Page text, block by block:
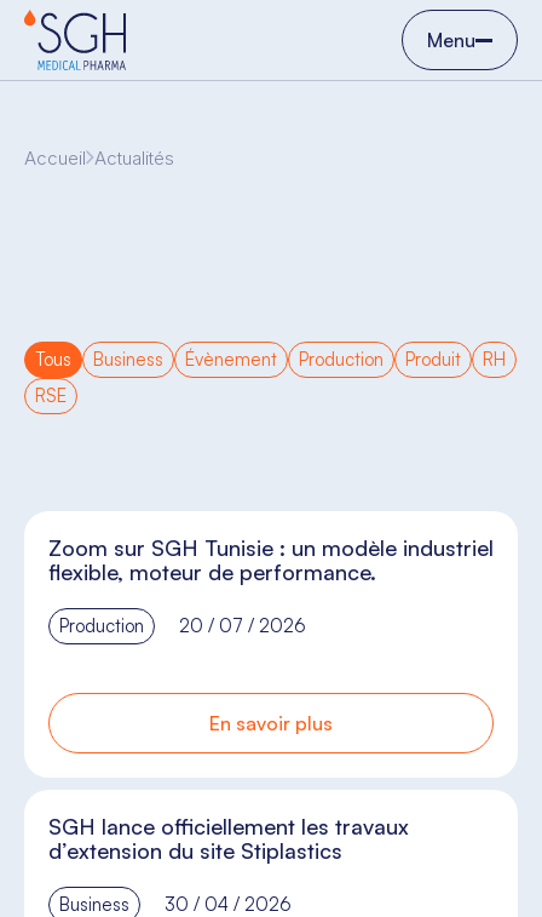
Menu
Accueil Actualités
Tous Business Évènement Production Produit
RH
RSE
Zoom sur SGH Tunisie : un modèle industriel
flexible, moteur de performance.
Production 20 / 07 / 2026
En savoir plus
SGH lance officiellement les travaux
d’extension du site Stiplastics
Business 30 / 04 / 2026